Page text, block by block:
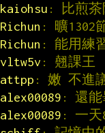
kaiohsu : 比煎茶
Richun : 曠1302
Richun : 能用練
vltw5v : 翹課王
attpp : 嫩 不進
alex00089 : 還能
alex00089 : 一天